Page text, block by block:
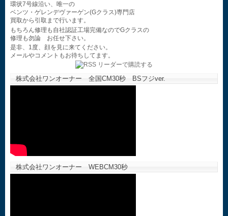
環状7号線沿い、唯一の
ベンツ・ゲレンデヴァーゲン(Gクラス)専門店
買取から引取まで行います。
もちろん修理も自社認証工場完備なのでGクラスの
修理も勿論 お任せ下さい。
是非、1度、顔を見に来てください。
メールやコメントもお待ちしてます。
株式会社ワンオーナー 全国CM30秒 BSフジver.
株式会社ワンオーナー WEBCM30秒